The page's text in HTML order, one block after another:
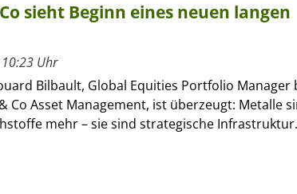
sieht Beginn eines neuen langen
Uhr
Bilbault, Global Equities Portfolio Manager
Co Asset Management, ist überzeugt: Metalle
mehr – sie sind strategische